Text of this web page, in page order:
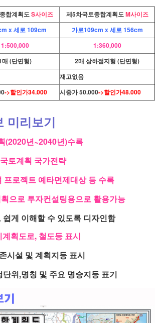
합계획도S사이즈 제5차국토종합계획도M사이즈
x세로 109cm
가로109cm x 세로 156cm
1:500,000
1:360,000
매 (단면형)
2매 상하접지형 (단면형)
재고없음
->할인가34.000 시중가 50.000->할인가48.000
미리보기
(2020년~2040년)수록
토계획 국가전략
프로젝트 예타면제대상 등 수록
으로 투자컨설팅용으로 활용가능
게 이해할 수 있도록 디자인함
획도로, 철도등 표시
시설 및 계획지등 표시
위,명칭 및 주요 명승지등 표기